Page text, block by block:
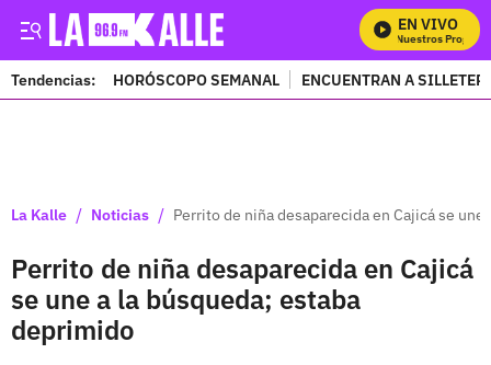
EN VIVO
Mira Todos Nuestros Programas
Tendencias: HORÓSCOPO SEMANAL ENCUENTRAN A
La Kalle / Noticias / Perrito de niña desaparecida en Cajicá se
Perrito de niña desaparecida en Cajicá
se une a la búsqueda; estaba
deprimido